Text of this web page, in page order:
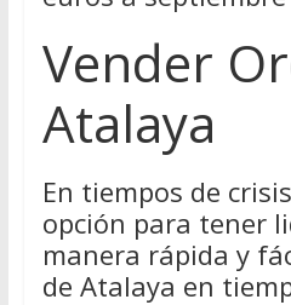
Vender
Atalaya
En tiempos de
opción para tener
manera rápida y
de Atalaya en